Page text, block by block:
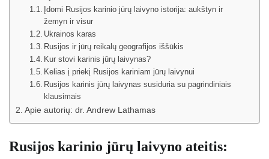
Įdomi Rusijos karinio jūrų laivyno istorija: aukštyn ir
žemyn ir visur
Ukrainos karas
Rusijos ir jūrų reikalų geografijos iššūkis
Kur stovi karinis jūrų laivynas?
Kelias į priekį Rusijos kariniam jūrų laivynui
Rusijos karinis jūrų laivynas susiduria su pagrindiniais
klausimais
Apie autorių: dr. Andrew Lathamas
Rusijos karinio jūrų laivyno ateitis: